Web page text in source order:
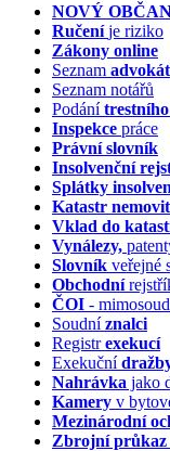
NOVÝ
Ručeníje riziko
Zákony online
Seznam
Seznam notářů
Podání
Inspekce práce
Právní slovník
Insolvenční
Splátky
Katastr
Vklad do
Vynálezy,
Slovník veřejné
Obchodní
ČOI -
Soudníznalci
Registrexekucí
Exekuční
Nahrávka jako
Kamery v
Mezinárodní
Zbrojní průkaz